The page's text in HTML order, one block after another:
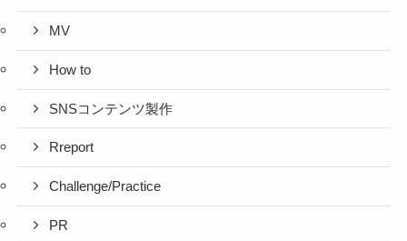
MV
How to
SNSコンテンツ製作
Rreport
Challenge/Practice
PR